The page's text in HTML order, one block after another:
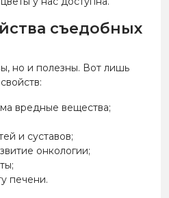
съедобных
но и полезны. Вот лишь
вредные вещества;
и суставов;
онкологии;
печени.